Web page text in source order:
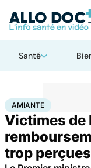
Santé
AccueilSanté
AMIANTE
Victimes de
trop